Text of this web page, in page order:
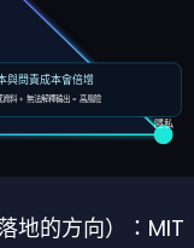
隱私
與問責成本會倍增
料 + 無法解釋輸出 = 高風險
地的方向）：MIT